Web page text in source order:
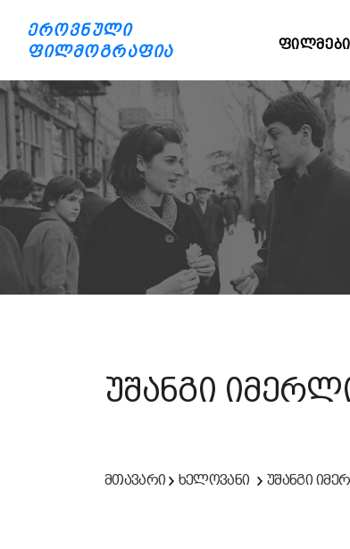
ეროვნული
ფილმოგრაფია
ᲤᲘᲚᲛᲔᲑᲘ
უშანგი
მთავარი ხელოვანი უშანგი